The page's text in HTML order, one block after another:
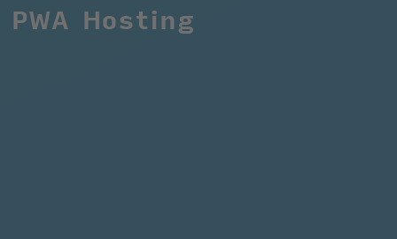
PWA Hosting